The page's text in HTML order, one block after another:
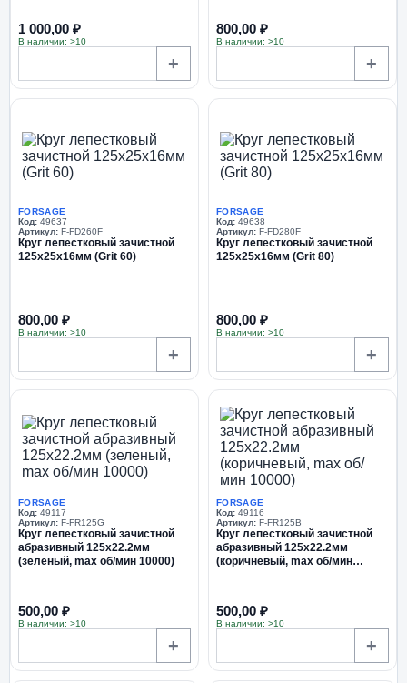
1 000,00 ₽
В наличии: >10
+
800,00 ₽
В наличии: >10
+
FORSAGE
Код: 49637
Артикул: F-FD260F
Круг лепестковый зачистной
125x25x16мм (Grit 60)
800,00 ₽
В наличии: >10
+
FORSAGE
Код: 49638
Артикул: F-FD280F
Круг лепестковый зачистной
125x25x16мм (Grit 80)
800,00 ₽
В наличии: >10
+
FORSAGE
Код: 49117
Артикул: F-FR125G
Круг лепестковый зачистной
абразивный 125х22.2мм
(зеленый, max об/мин 10000)
500,00 ₽
В наличии: >10
+
FORSAGE
Код: 49116
Артикул: F-FR125B
Круг лепестковый зачистной
абразивный 125х22.2мм
(коричневый, max об/мин
500,00 ₽
В наличии: >10
+